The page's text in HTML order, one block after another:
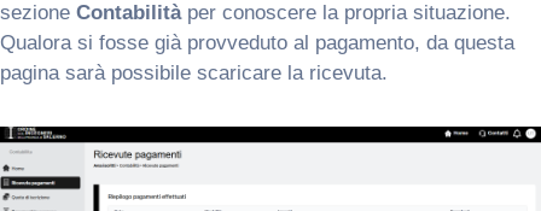
sezione Contabilitàper conoscere la propria situazione.
Qualora si fosse già provveduto al pagamento, da questa
pagina sarà possibile scaricare la ricevuta.